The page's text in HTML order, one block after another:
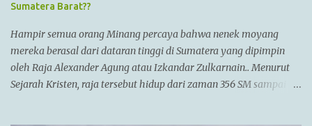
Sumatera Barat??
Hampir semua orang Minang percaya bahwa nenek moyang
mereka berasal dari dataran tinggi di Sumatera yang dipimpin
oleh Raja Alexander Agung atau Izkandar Zulkarnain.. Menurut
Sejarah Kristen, raja tersebut hidup dari zaman 356 SM sampai